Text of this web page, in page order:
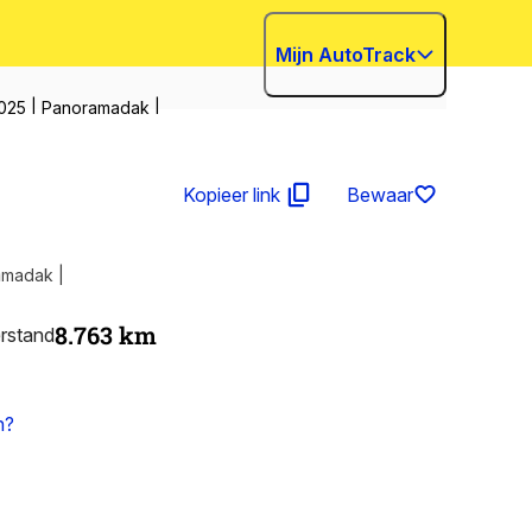
Mijn AutoTrack
| Panoramadak |
Kopieer link Bewaar
|
8.763km